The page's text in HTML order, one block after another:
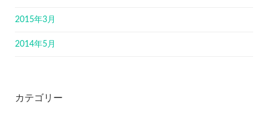
2015年3月
2014年5月
カテゴリー